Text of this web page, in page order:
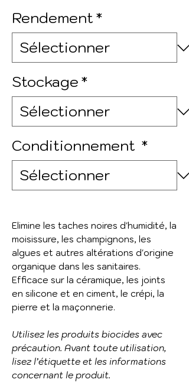
Rendement*
Stockage*
Conditionnement *
Elimine les taches noires d'humidité, la
moisissure, les champignons, les
algues et autres altérations d'origine
organique dans les sanitaires.
Efficace sur la céramique, les joints
en silicone et en ciment, le crépi, la
pierre et la maçonnerie.
Utilisez les produits biocides avec
précaution. Avant toute utilisation,
lisez l’étiquette et les informations
concernant le produit.